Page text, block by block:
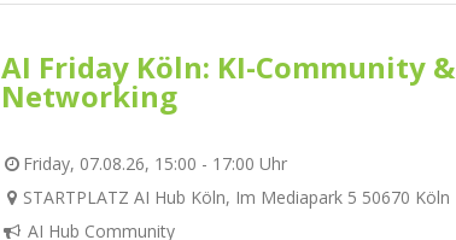
AI Friday Köln: KI-Community &
Networking
Friday, 07.08.26, 15:00 - 17:00 Uhr
STARTPLATZ AI Hub Köln, Im Mediapark 5 50670 Köln
AI Hub Community